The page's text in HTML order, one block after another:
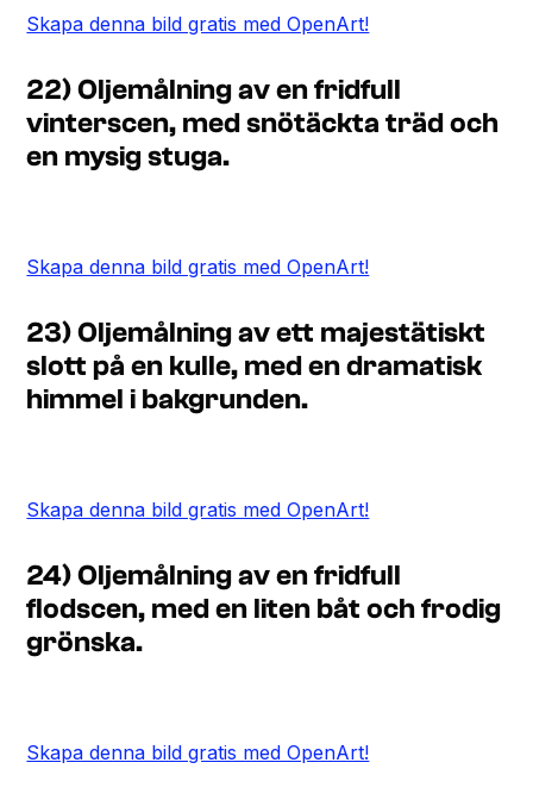
Skapa denna bild gratis med OpenArt!
22) Oljemålning av en fridfull
vinterscen, med snötäckta träd och
en mysig stuga.
Skapa denna bild gratis med OpenArt!
23) Oljemålning av ett majestätiskt
slott på en kulle, med en dramatisk
himmel i bakgrunden.
Skapa denna bild gratis med OpenArt!
24) Oljemålning av en fridfull
flodscen, med en liten båt och frodig
grönska.
Skapa denna bild gratis med OpenArt!